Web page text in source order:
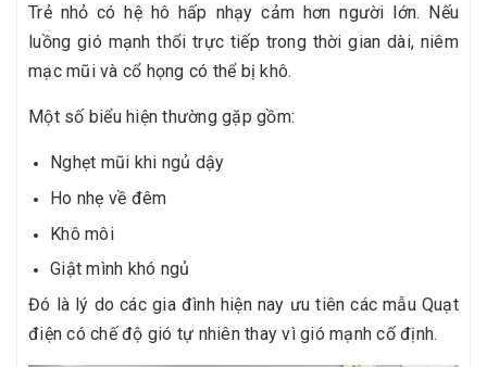
Trẻ nhỏ có hệ hô hấp nhạy cảm hơn người lớn. Nếu
luồng gió mạnh thổi trực tiếp trong thời gian dài, niêm
mạc mũi và cổ họng có thể bị khô.
Một số biểu hiện thường gặp gồm:
Nghẹt mũi khi ngủ dậy
Ho nhẹ về đêm
Khô môi
Giật mình khó ngủ
Đó là lý do các gia đình hiện nay ưu tiên các mẫu Quạt
điện có chế độ gió tự nhiên thay vì gió mạnh cố định.